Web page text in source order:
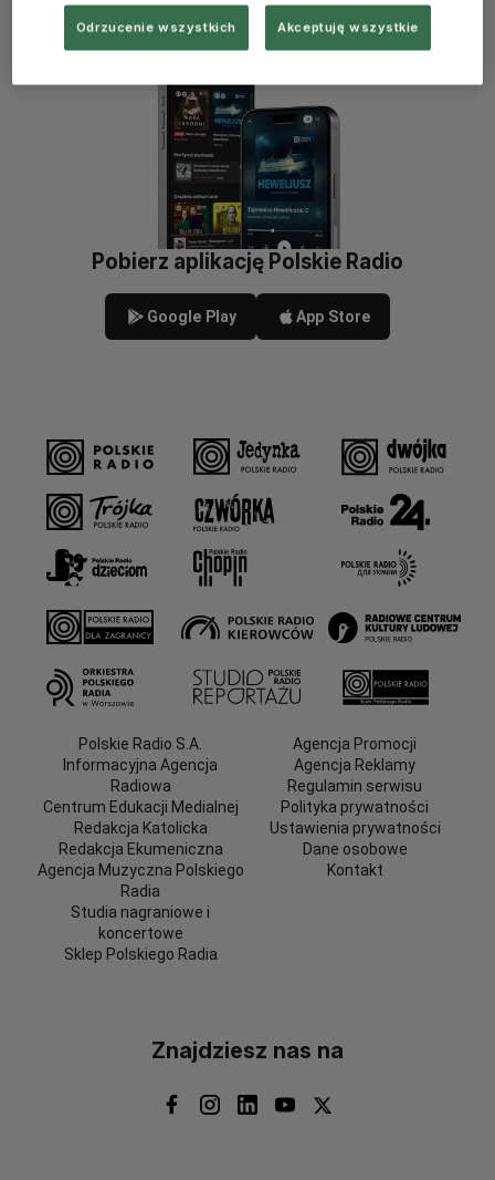
Pobierz aplikację Polskie Radio
Google Play App Store
Polskie Radio S.A.
Informacyjna Agencja
Radiowa
Centrum Edukacji Medialnej
Redakcja Katolicka
Redakcja Ekumeniczna
Agencja Muzyczna Polskiego
Radia
Studia nagraniowe i
koncertowe
Sklep Polskiego Radia
Agencja Promocji
Agencja Reklamy
Regulamin serwisu
Polityka prywatności
Ustawienia prywatności
Dane osobowe
Kontakt
Znajdziesz nas na
Odrzucenie wszystkich Akceptuję wszystkie